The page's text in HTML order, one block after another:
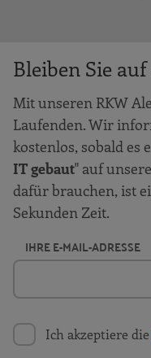
Bleiben Sie
Mit unseren RKW
Laufenden. Wir
kostenlos, sobald es
IT gebaut" auf
dafür brauchen, ist
Sekunden Zeit.
IHRE E-MAIL-ADRESSE
Ich akzeptiere die